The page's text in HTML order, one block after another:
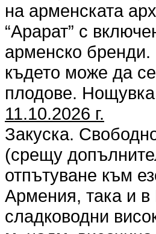
на арменската
“Арарат” с
арменско
където може да
плодове.
11.10.2026 г.
Закуска.
(срещу
отпътуване към
Армения, така и в
сладководни